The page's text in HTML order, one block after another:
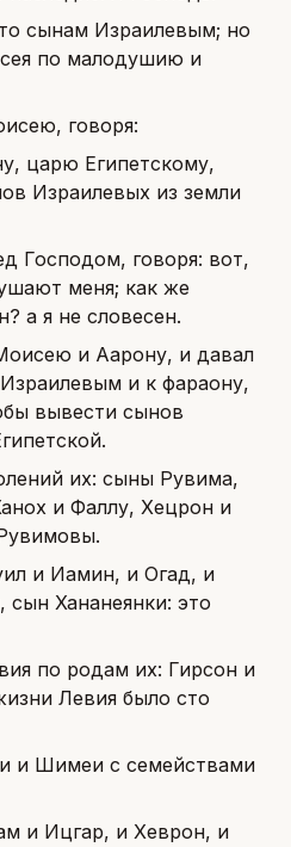
сынам Израилевым; но
по малодушию и
говоря:
царю Египетскому,
Израилевых из земли
Господом, говоря: вот,
меня; как же
а я не словесен.
и Аарону, и давал
и к фараону,
вывести сынов
их: сыны Рувима,
и Фаллу, Хецрон и
и Иамин, и Огад, и
Хананеянки: это
по родам их: Гирсон и
Левия было сто
и Шимеи с семействами
и Ицгар, и Хеврон, и